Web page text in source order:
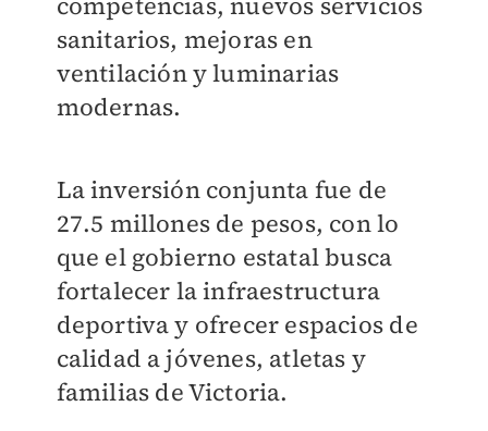
sanitarios, mejoras en
ventilación y luminarias
modernas.
La inversión conjunta fue de
27.5 millones de pesos, con lo
que el gobierno estatal busca
fortalecer la infraestructura
deportiva y ofrecer espacios de
calidad a jóvenes, atletas y
familias de Victoria.